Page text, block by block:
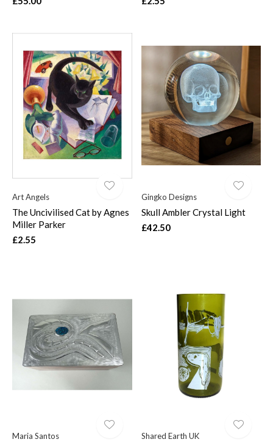
Art Angels
The Uncivilised Cat by Agnes
Miller Parker
£2.55
Gingko Designs
Skull Ambler Crystal Light
£42.50
Maria Santos Shared Earth UK